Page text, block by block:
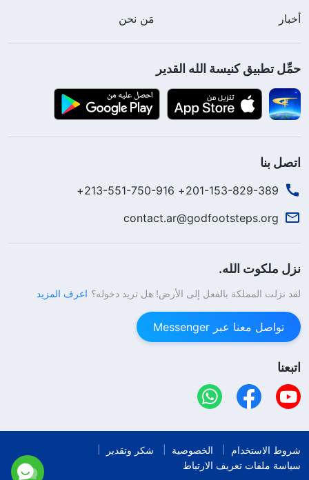
أخبار
مَن نحن
حمِّل تطبيق كنيسة الله القدير
اتصل بنا
201-153-829-389+ 213-551-750-916+
contact.ar@godfootsteps.org
نزل ملكوت الله.
لقد نزلت المملكة بالفعل إلى الأرض! هل تريد دخوله؟ اعرف المزيد
تواصل معنا عبر Messenger
اتبعنا
شروط الاستخدام الخصوصية
شكر وتقدير
سياسة ملفات تعريف الارتباط